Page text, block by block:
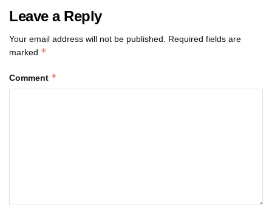
Leave a Reply
Your email address will not be published. Required fields are
marked *
Comment *